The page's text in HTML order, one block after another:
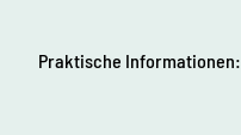
Praktische Informationen: